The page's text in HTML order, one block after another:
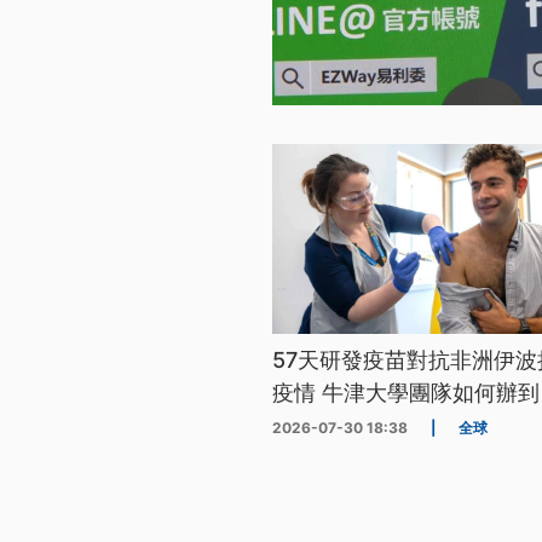
57天研發疫苗對抗非洲伊
疫情 牛津大學團隊如何辦
2026-07-30 18:38 全球